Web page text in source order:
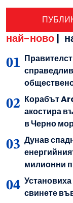
най-ново|
Корабът
акостира
в Черно
Дунав
милионни
свинете